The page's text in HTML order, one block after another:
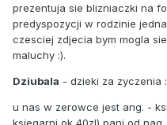
prezentuja sie blizniaczki na
predyspozycji w rodzinie
czesciej zdjecia bym mogla
maluchy :).
Dziubala - dzieki za zyczenia
u nas w zerowce jest ang. -